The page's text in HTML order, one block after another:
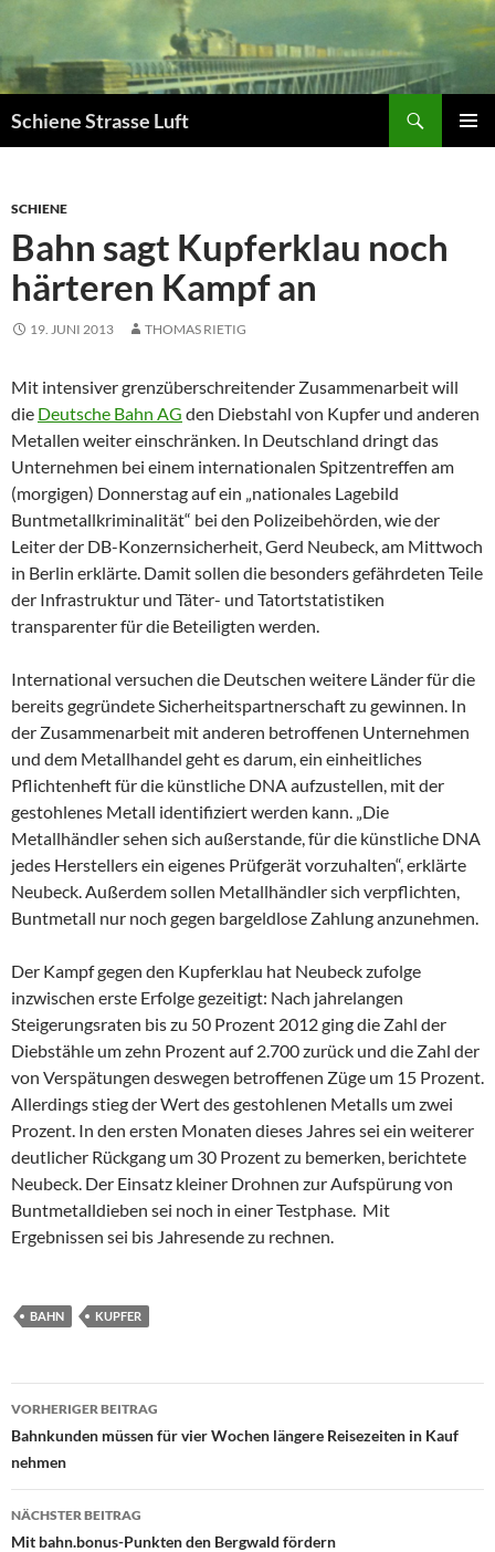
springen
Schiene Strasse Luft
SCHIENE
Bahn sagt Kupferklau noch
härteren Kampf an
19. JUNI 2013 THOMAS RIETIG
Mit intensiver grenzüberschreitender Zusammenarbeit will
die Deutsche Bahn AG den Diebstahl von Kupfer und anderen
Metallen weiter einschränken. In Deutschland dringt das
Unternehmen bei einem internationalen Spitzentreffen am
(morgigen) Donnerstag auf ein „nationales Lagebild
Buntmetallkriminalität“ bei den Polizeibehörden, wie der
Leiter der DB-Konzernsicherheit, Gerd Neubeck, am Mittwoch
in Berlin erklärte. Damit sollen die besonders gefährdeten Teile
der Infrastruktur und Täter- und Tatortstatistiken
transparenter für die Beteiligten werden.
International versuchen die Deutschen weitere Länder für die
bereits gegründete Sicherheitspartnerschaft zu gewinnen. In
der Zusammenarbeit mit anderen betroffenen Unternehmen
und dem Metallhandel geht es darum, ein einheitliches
Pflichtenheft für die künstliche DNA aufzustellen, mit der
gestohlenes Metall identifiziert werden kann. „Die
Metallhändler sehen sich außerstande, für die künstliche DNA
jedes Herstellers ein eigenes Prüfgerät vorzuhalten“, erklärte
Neubeck. Außerdem sollen Metallhändler sich verpflichten,
Buntmetall nur noch gegen bargeldlose Zahlung anzunehmen.
Der Kampf gegen den Kupferklau hat Neubeck zufolge
inzwischen erste Erfolge gezeitigt: Nach jahrelangen
Steigerungsraten bis zu 50 Prozent 2012 ging die Zahl der
Diebstähle um zehn Prozent auf 2.700 zurück und die Zahl der
von Verspätungen deswegen betroffenen Züge um 15 Prozent.
Allerdings stieg der Wert des gestohlenen Metalls um zwei
Prozent. In den ersten Monaten dieses Jahres sei ein weiterer
deutlicher Rückgang um 30 Prozent zu bemerken, berichtete
Neubeck. Der Einsatz kleiner Drohnen zur Aufspürung von
Buntmetalldieben sei noch in einer Testphase. Mit
Ergebnissen sei bis Jahresende zu rechnen.
BAHN KUPFER
Beitragsnavigation
VORHERIGER BEITRAG
Bahnkunden müssen für vier Wochen längere Reisezeiten in Kauf
nehmen
NÄCHSTER BEITRAG
Mit bahn.bonus-Punkten den Bergwald fördern